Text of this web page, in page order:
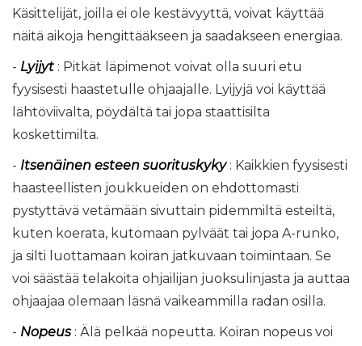
Käsittelijät, joilla ei ole kestävyyttä, voivat käyttää
näitä aikoja hengittääkseen ja saadakseen energiaa.
- Lyijyt : Pitkät läpimenot voivat olla suuri etu
fyysisesti haastetulle ohjaajalle. Lyijyjä voi käyttää
lähtöviivalta, pöydältä tai jopa staattisilta
koskettimilta.
- Itsenäinen esteen suorituskyky: Kaikkien fyysisesti
haasteellisten joukkueiden on ehdottomasti
pystyttävä vetämään sivuttain pidemmiltä esteiltä, ​​
kuten koerata, kutomaan pylväät tai jopa A-runko,
ja silti luottamaan koiran jatkuvaan toimintaan. Se
voi säästää telakoita ohjailijan juoksulinjasta ja auttaa
ohjaajaa olemaan läsnä vaikeammilla radan osilla.
- Nopeus: Älä pelkää nopeutta. Koiran nopeus voi